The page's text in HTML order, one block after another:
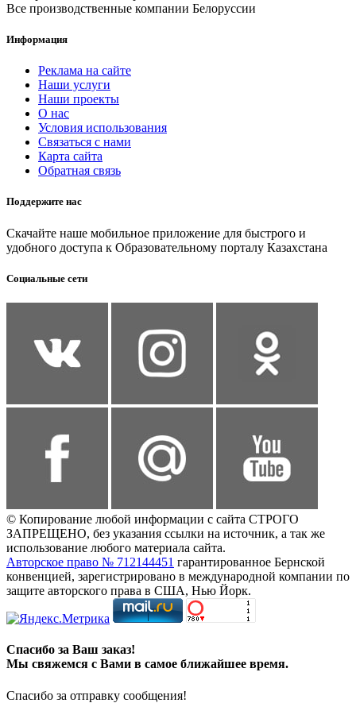
Все производственные компании Белоруссии
Информация
Реклама на сайте
Наши услуги
Наши проекты
О нас
Условия использования
Связаться с нами
Карта сайта
Обратная связь
Поддержите нас
Скачайте наше мобильное приложение для быстрого и
удобного доступа к Образовательному порталу Казахстана
Социальные сети
© Копирование любой информации с сайта СТРОГО
ЗАПРЕЩЕНО, без указания ссылки на источник, а так же
использование любого материала сайта.
Авторское право № 712144451 гарантированное Бернской
конвенцией, зарегистрировано в международной компании по
защите авторского права в США, Нью Йорк.
Спасибо за Ваш заказ!
Мы свяжемся с Вами в самое ближайшее время.
Спасибо за отправку сообщения!